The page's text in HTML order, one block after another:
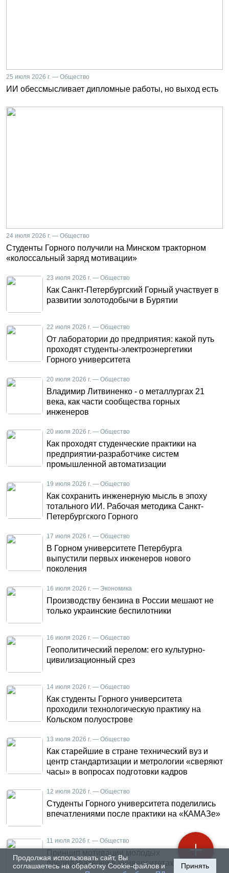
Продолжая использовать сайт, Вы
соглашаетесь на обработку Cookie-файлов и
Принять
25 июля 2026 г. — Общество
ИИ обессмысливает дипломные работы, но выход есть
24 июля 2026 г. — Общество
Студенты Горного получили на Минском тракторном
«колоссальный заряд мотивации»
23 июля 2026 г. — Общество
Как Санкт-Петербургский Горный участвует в
развитии золотодобычи в Бурятии
22 июля 2026 г. — Общество
От лаборатории до предприятия: какой путь
проходят студенты-электроэнергетики
Горного университета
20 июля 2026 г. — Общество
Владимир Литвиненко - о металлургах 21
века, как части сообщества горных
инженеров
20 июля 2026 г. — Общество
Как проходят студенческие практики на
предприятии-разработчике систем
промышленной автоматизации
19 июля 2026 г. — Общество
Как сохранить инженерную мысль в эпоху
тотального ИИ. Рабочая методика Санкт-
Петербургского Горного
17 июля 2026 г. — Общество
В Горном университете Петербурга
выпустили первых инженеров нового
поколения
16 июля 2026 г. — Экономика
Производству бензина в России мешают не
только украинские беспилотники
16 июля 2026 г. — Общество
Геополитический перелом: его культурно-
цивилизационный срез
14 июля 2026 г. — Общество
Как студенты Горного университета
проходили технологическую практику на
Кольском полуострове
13 июля 2026 г. — Общество
Как старейшие в стране технический вуз и
центр стандартизации и метрологии «сверяют
часы» в вопросах подготовки кадров
12 июля 2026 г. — Общество
Студенты Горного университета поделились
впечатлениями после практики на «КАМАЗе»
11 июля 2026 г. — Общество
Принцип мотивации молодых
преподавателей в университетах